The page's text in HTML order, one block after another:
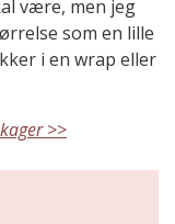
være, men jeg
som en lille
i en wrap eller
>>